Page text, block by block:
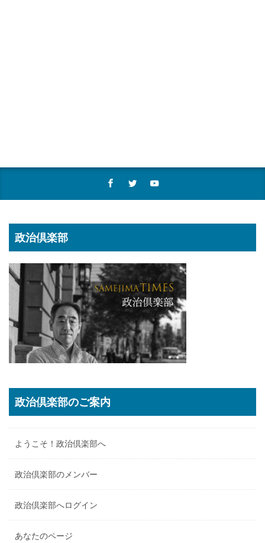
政治倶楽部
政治倶楽部のご案内
ようこそ！政治倶楽部へ
政治倶楽部のメンバー
政治倶楽部へログイン
あなたのページ